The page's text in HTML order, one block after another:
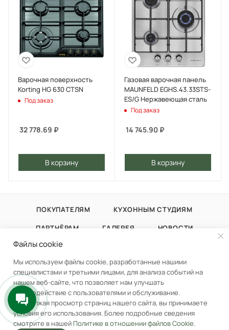
В корзину
Варочная поверхность
Korting HG 630 CTSN
Под заказ
32 778.69 ₽
В корзину
Газовая варочная панель
MAUNFELD EGHS.43.33STS-
ES/G Нержавеющая сталь
Под заказ
14 745.90 ₽
В корзину
ПОКУПАТЕЛЯМ
КУХОННЫМ СТУДИЯМ
ПАРТНЁРАМ
ГАЛЕРЕЯ
НОВОСТИ
+7 (977) 089-38-88 ЗАКАЗАТЬ ЗВОНОК
Файлы cookie
Мы используем файлы cookie, разработанные нашими
специалистами и третьими лицами, для анализа событий на
нашем веб-сайте, что позволяет нам улучшать
взаимодействие с пользователями и обслуживание.
Продолжая просмотр страниц нашего сайта, вы принимаете
условия его использования. Более подробные сведения
смотрите в нашей Политике в отношении файлов Cookie.